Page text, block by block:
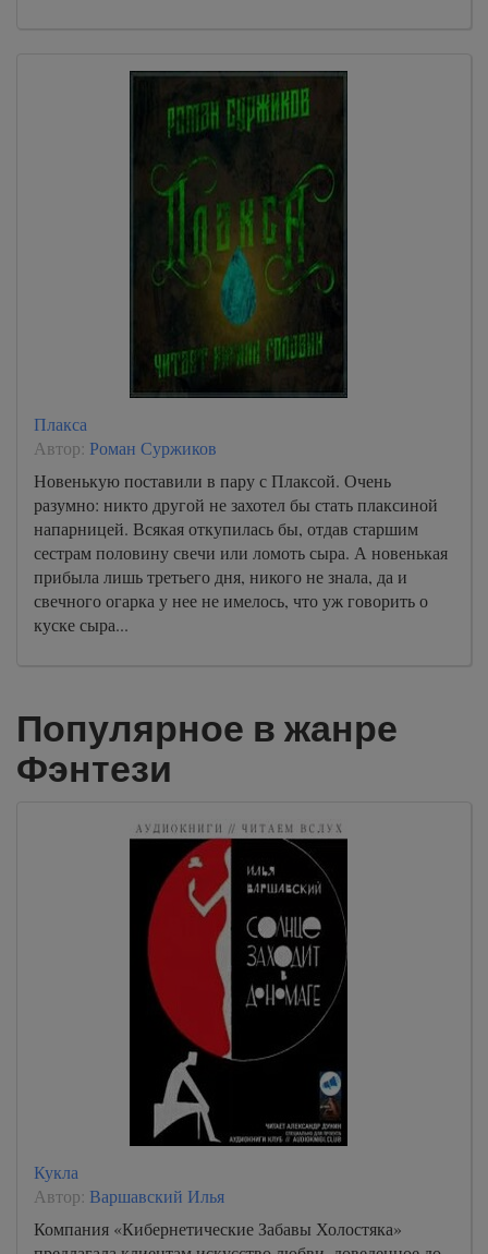
Плакса
Автор: Роман Суржиков
Новенькую поставили в пару с Плаксой. Очень
разумно: никто другой не захотел бы стать плаксиной
напарницей. Всякая откупилась бы, отдав старшим
сестрам половину свечи или ломоть сыра. А новенькая
прибыла лишь третьего дня, никого не знала, да и
свечного огарка у нее не имелось, что уж говорить о
куске сыра...
Популярное в жанре
Фэнтези
Кукла
Автор: Варшавский Илья
Компания «Кибернетические Забавы Холостяка»